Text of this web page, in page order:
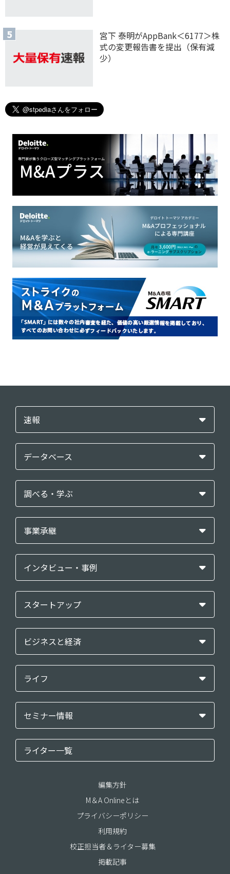
宮下 泰明がAppBank＜6177＞株
式の変更報告書を提出（保有減
少）
速報
データベース
調べる・学ぶ
事業承継
インタビュー・事例
スタートアップ
ビジネスと経済
ライフ
セミナー情報
ライター一覧
編集方針
M＆A Onlineとは
プライバシーポリシー
利用規約
校正担当者＆ライター募集
掲載記事